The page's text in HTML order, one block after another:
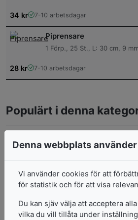
34 kr 7-10 arbetsdagar
Piprensare
1 Förp., 25 St., L: 30 cm, 9
28 kr 7-10 arbetsdagar
Populärt i denna
Piprensare
34kr I lager: 1-3 arbetsdagar
1 Förp., 50 St., L: 30 cm, 6
Denna webbplats
Vi använder cookies för att
för statistik och för att visa
Du kan sjäv välja att acceptera
vilka du vill tillåta under